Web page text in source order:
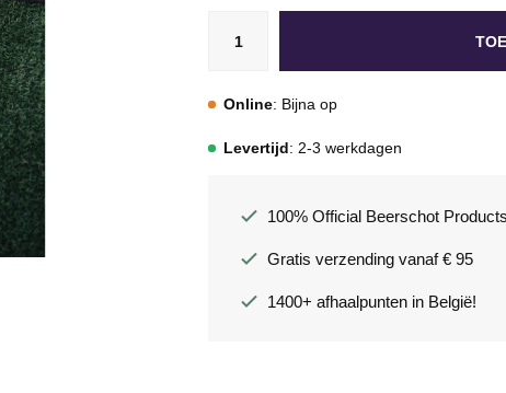
Online: Bijna op
Levertijd: 2-3 werkdagen
100% Official Beerschot Products
Gratis verzending vanaf € 95
1400+ afhaalpunten in België!